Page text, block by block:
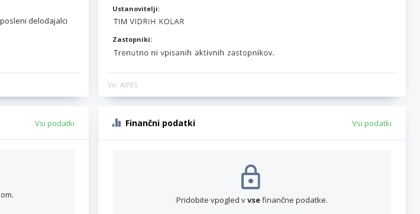
delodajalci
Ustanovitelji:
Zastopniki:
Vir: AJPES
Vsi podatki Finančni podatki Vsi podatki
Pridobite vpogled vvsefinančne podatke.